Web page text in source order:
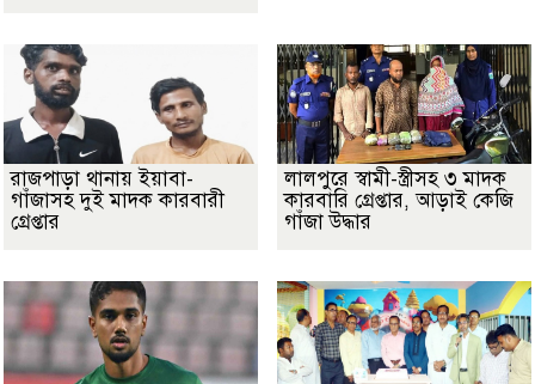
রাজপাড়া থানায় ইয়াবা-
গাঁজাসহ দুই মাদক কারবারী
গ্রেপ্তার
লালপুরে স্বামী-স্ত্রীসহ ৩ মাদক
কারবারি গ্রেপ্তার, আড়াই কেজি
গাঁজা উদ্ধার